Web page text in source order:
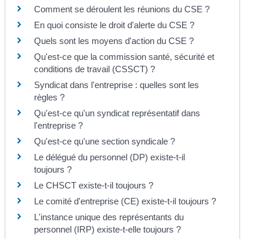
Comment se déroulent les réunions du CSE ?
En quoi consiste le droit d'alerte du CSE ?
Quels sont les moyens d'action du CSE ?
Qu'est-ce que la commission santé, sécurité et
conditions de travail (CSSCT) ?
Syndicat dans l'entreprise : quelles sont les
règles ?
Qu'est-ce qu'un syndicat représentatif dans
l'entreprise ?
Qu'est-ce qu'une section syndicale ?
Le délégué du personnel (DP) existe-t-il
toujours ?
Le CHSCT existe-t-il toujours ?
Le comité d'entreprise (CE) existe-t-il toujours ?
L'instance unique des représentants du
personnel (IRP) existe-t-elle toujours ?